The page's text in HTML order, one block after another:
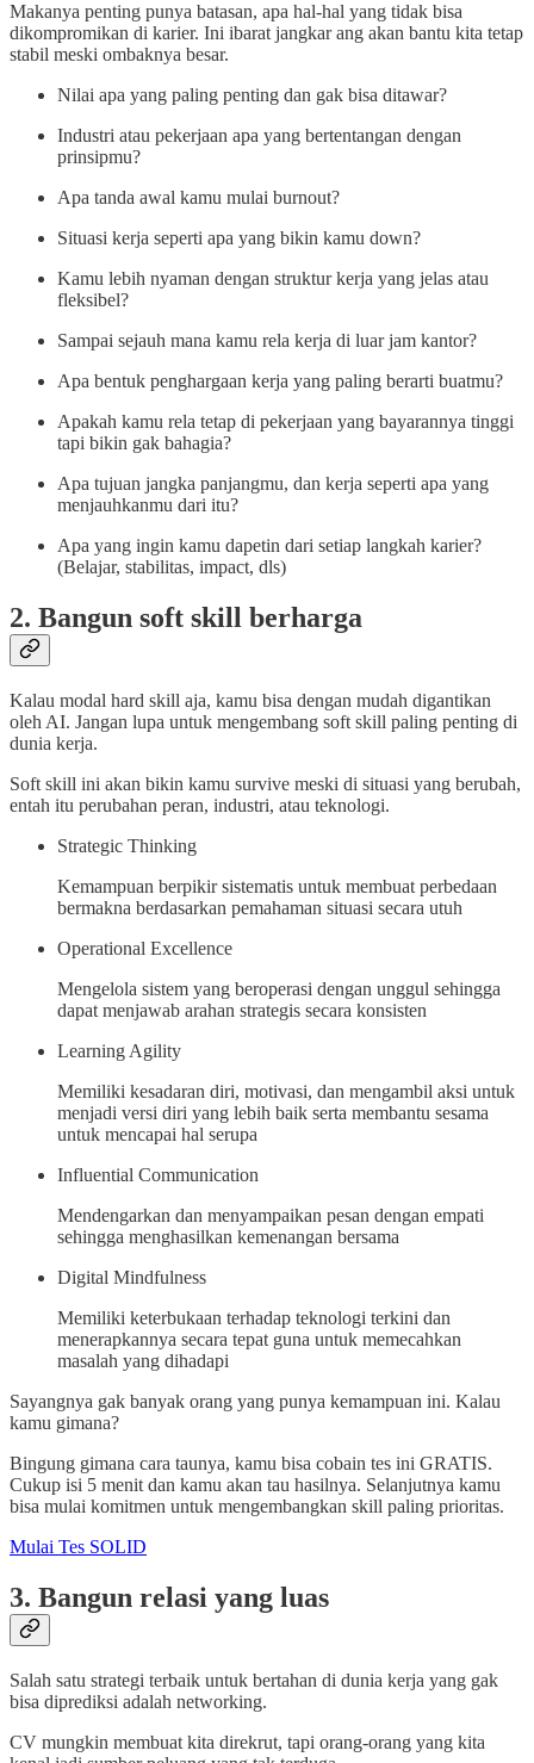
Makanya penting punya batasan, apa hal-hal yang tidak bisa
dikompromikan di karier. Ini ibarat jangkar ang akan bantu kita tetap
stabil meski ombaknya besar.
Nilai apa yang paling penting dan gak bisa ditawar?
Industri atau pekerjaan apa yang bertentangan dengan
prinsipmu?
Apa tanda awal kamu mulai burnout?
Situasi kerja seperti apa yang bikin kamu down?
Kamu lebih nyaman dengan struktur kerja yang jelas atau
fleksibel?
Sampai sejauh mana kamu rela kerja di luar jam kantor?
Apa bentuk penghargaan kerja yang paling berarti buatmu?
Apakah kamu rela tetap di pekerjaan yang bayarannya tinggi
tapi bikin gak bahagia?
Apa tujuan jangka panjangmu, dan kerja seperti apa yang
menjauhkanmu dari itu?
Apa yang ingin kamu dapetin dari setiap langkah karier?
(Belajar, stabilitas, impact, dls)
2. Bangun soft skill berharga
Kalau modal hard skill aja, kamu bisa dengan mudah digantikan
oleh AI. Jangan lupa untuk mengembang soft skill paling penting di
dunia kerja.
Soft skill ini akan bikin kamu survive meski di situasi yang berubah,
entah itu perubahan peran, industri, atau teknologi.
Strategic Thinking
Kemampuan berpikir sistematis untuk membuat perbedaan
bermakna berdasarkan pemahaman situasi secara utuh
Operational Excellence
Mengelola sistem yang beroperasi dengan unggul sehingga
dapat menjawab arahan strategis secara konsisten
Learning Agility
Memiliki kesadaran diri, motivasi, dan mengambil aksi untuk
menjadi versi diri yang lebih baik serta membantu sesama
untuk mencapai hal serupa
Influential Communication
Mendengarkan dan menyampaikan pesan dengan empati
sehingga menghasilkan kemenangan bersama
Digital Mindfulness
Memiliki keterbukaan terhadap teknologi terkini dan
menerapkannya secara tepat guna untuk memecahkan
masalah yang dihadapi
Sayangnya gak banyak orang yang punya kemampuan ini. Kalau
kamu gimana?
Bingung gimana cara taunya, kamu bisa cobain tes ini GRATIS.
Cukup isi 5 menit dan kamu akan tau hasilnya. Selanjutnya kamu
bisa mulai komitmen untuk mengembangkan skill paling prioritas.
Mulai Tes SOLID
3. Bangun relasi yang luas
Salah satu strategi terbaik untuk bertahan di dunia kerja yang gak
bisa diprediksi adalah networking.
CV mungkin membuat kita direkrut, tapi orang-orang yang kita